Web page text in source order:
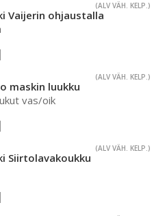
(ALV VÄH. KELP.)
Vaijerin ohjaustalla
(ALV VÄH. KELP.)
maskin luukku
vas/oik
(ALV VÄH. KELP.)
Siirtolavakoukku